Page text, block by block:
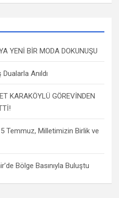
YENİ BİR MODA DOKUNUŞU
Anıldı
KARAKÖYLÜ GÖREVİNDEN
Temmuz, Milletimizin Birlik ve
Bölge Basınıyla Buluştu